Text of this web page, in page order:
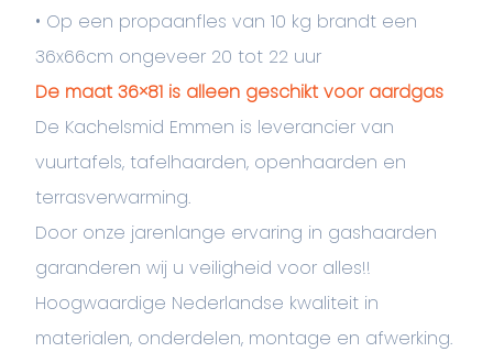
• Op een propaanfles van 10 kg brandt een
36x66cm ongeveer 20 tot 22 uur
De maat 36×81 is alleen geschikt voor aardgas
De Kachelsmid Emmen is leverancier van
vuurtafels, tafelhaarden, openhaarden en
terrasverwarming.
Door onze jarenlange ervaring in gashaarden
garanderen wij u veiligheid voor alles!!
Hoogwaardige Nederlandse kwaliteit in
materialen, onderdelen, montage en afwerking.